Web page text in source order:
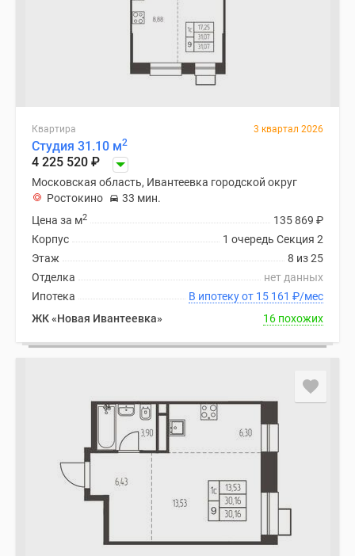
Квартира 3 квартал 2026
Студия 31.10 м2
4 225 520 ₽
Московская область, Ивантеевка городской округ
Ростокино
33 мин.
135 869 ₽
Цена за м2
1 очередь Секция 2
Корпус
8 из 25
Этаж
нет данных
Отделка
В ипотеку от 15 161 ₽/мес
Ипотека
ЖК «Новая Ивантеевка»
16 похожих